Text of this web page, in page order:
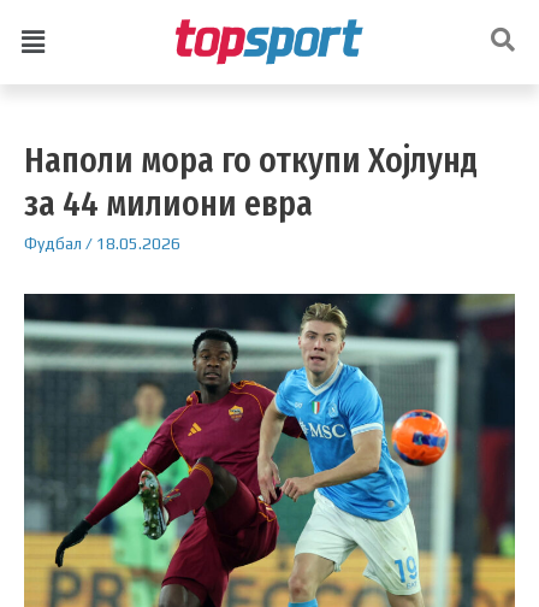
Наполи мора го откупи Хојлунд
за 44 милиони евра
Фудбал / 18.05.2026